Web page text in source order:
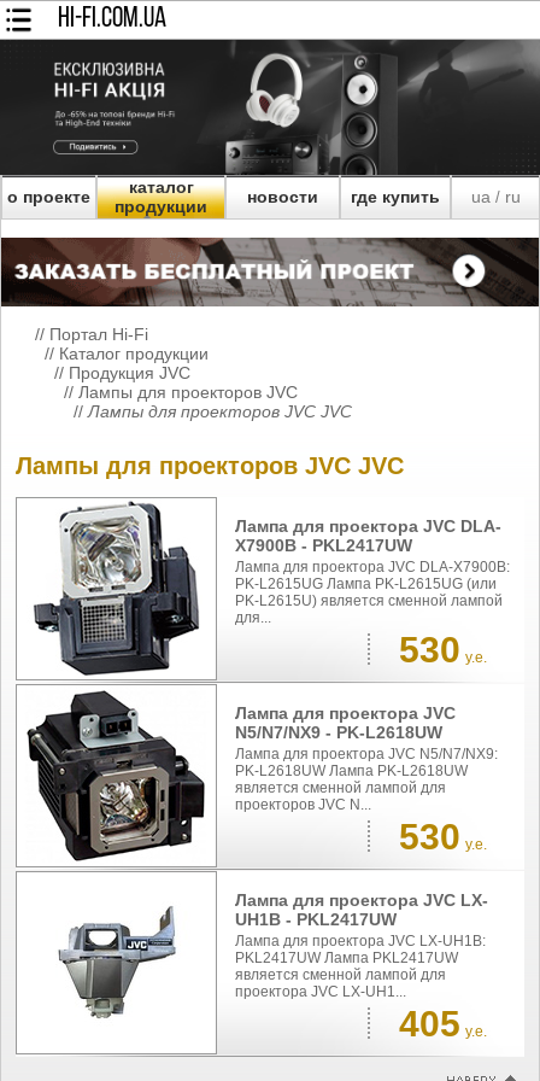
HI-FI.COM.UA
о проекте
каталог
продукции
новости где купить ua/ ru
// Портал Hi-Fi
// Каталог продукции
// Продукция JVC
// Лампы для проекторов JVC
// Лампы для проекторов JVC JVC
Лампы для проекторов JVC JVC
Лампа для проектора JVC DLA-
X7900B - PKL2417UW
Лампа для проектора JVC DLA-X7900B:
PK-L2615UG Лампа PK-L2615UG (или
PK-L2615U) является сменной лампой
для...
530 у.е.
Лампа для проектора JVC
N5/N7/NX9 - PK-L2618UW
Лампа для проектора JVC N5/N7/NX9:
PK-L2618UW Лампа PK-L2618UW
является сменной лампой для
проекторов JVC N...
530 у.е.
Лампа для проектора JVC LX-
UH1B - PKL2417UW
Лампа для проектора JVC LX-UH1B:
PKL2417UW Лампа PKL2417UW
является сменной лампой для
проектора JVC LX-UH1...
405 у.е.